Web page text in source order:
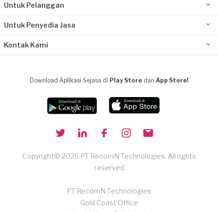
Untuk Pelanggan
Untuk Penyedia Jasa
Kontak Kami
Download Aplikasi Sejasa di Play Store dan App Store!
Copyright© 2026 PT RecomN Technologies, All rights
reserved
PT RecomN Technologies
Gold Coast Office